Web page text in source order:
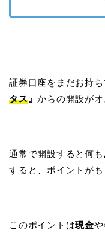
証券口座をまだお持
タス』からの開設がオ
通常で開設すると何
すると、ポイントがも
このポイントは現金や